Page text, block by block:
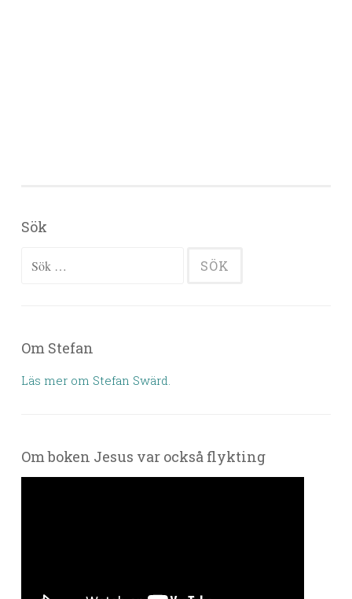
Sök
Sök efter:
Om Stefan
Läs mer om Stefan Swärd.
Om boken Jesus var också flykting